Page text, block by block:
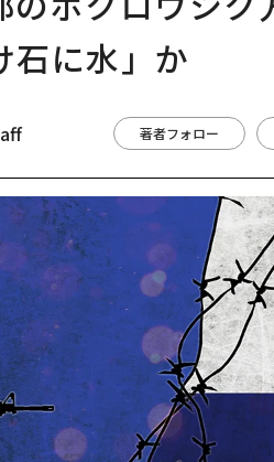
に水」か
著者フォロー